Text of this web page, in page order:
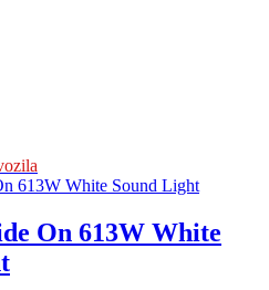
On 613W White